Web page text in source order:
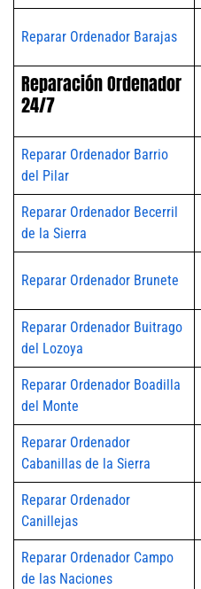
Reparar Ordenador Barajas
Reparación Ordenador
24/7
Reparar Ordenador Barrio
del Pilar
Reparar Ordenador Becerril
de la Sierra
Reparar Ordenador Brunete
Reparar Ordenador Buitrago
del Lozoya
Reparar Ordenador Boadilla
del Monte
Reparar Ordenador
Cabanillas de la Sierra
Reparar Ordenador
Canillejas
Reparar Ordenador Campo
de las Naciones